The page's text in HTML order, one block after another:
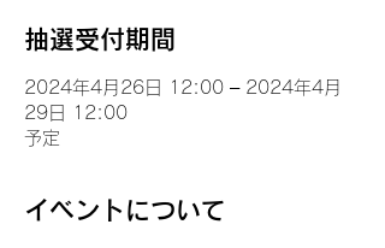
抽選受付期間
2024年4月26日 12:00 – 2024年4月
29日 12:00
予定
イベントについて